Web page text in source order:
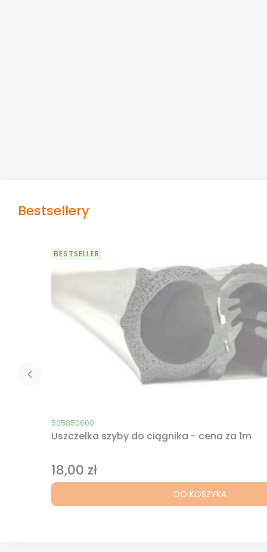
Bestsellery
BESTSELLER
Kod produktu
505850600
Uszczelka szyby do ciągnika - cena za 1m
Cena
18,00 zł
DO KOSZYKA